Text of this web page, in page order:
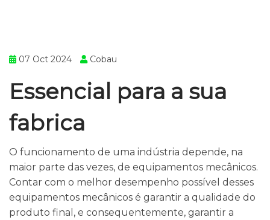
07 Oct 2024 Cobau
Essencial para a sua
fabrica
O funcionamento de uma indústria depende, na
maior parte das vezes, de equipamentos mecânicos.
Contar com o melhor desempenho possível desses
equipamentos mecânicos é garantir a qualidade do
produto final, e consequentemente, garantir a